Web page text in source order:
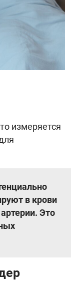
измеряется
в крови
Это